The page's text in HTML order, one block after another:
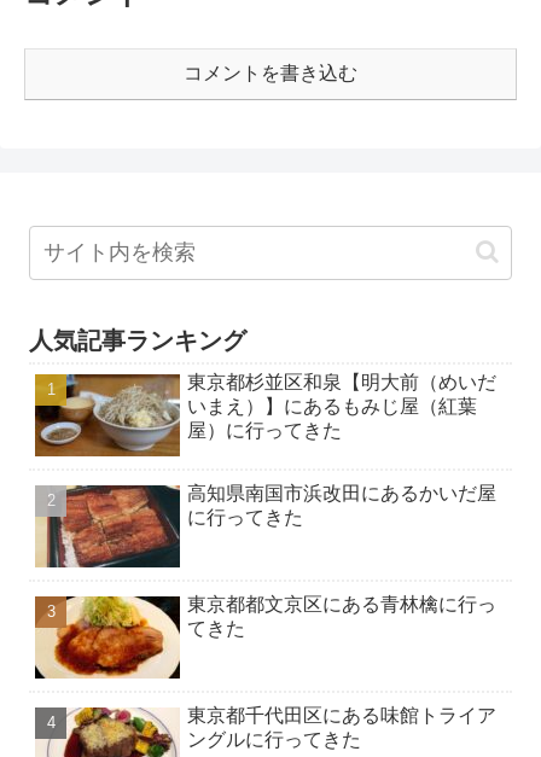
コメントを書き込む
人気記事ランキング
東京都杉並区和泉【明大前（めいだ
いまえ）】にあるもみじ屋（紅葉
屋）に行ってきた
高知県南国市浜改田にあるかいだ屋
に行ってきた
東京都都文京区にある青林檎に行っ
てきた
東京都千代田区にある味館トライア
ングルに行ってきた